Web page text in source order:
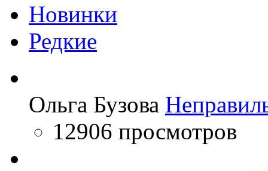
Новинки
Редкие
Ольга Бузова
12906 просмотров